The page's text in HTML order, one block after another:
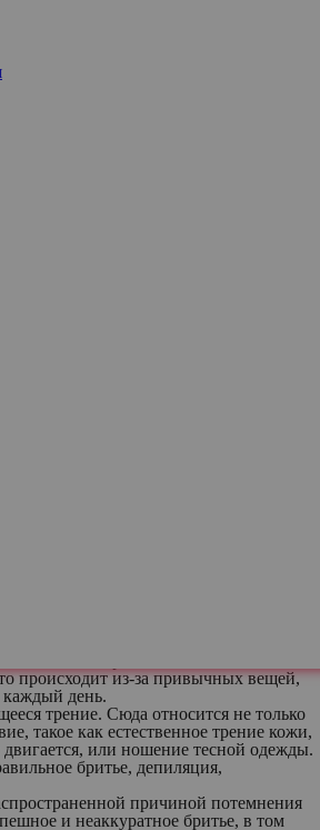
очень деликатная, интимная область.
— важное условие
не должна отличаться по
тела. Однако частой причиной
потемнение в этой области, особенно
с более смуглым оттенком кожи. С
подмышки — совершенно
что этому есть много естественных
дискомфорт, нужно знать, почему
и как этому можно противостоять.
подмышек
со временем темнеть. В
происходит из-за привычных вещей,
день.
трение. Сюда относится не только
такое как естественное трение кожи,
двигается, или ношение тесной одежды.
бритье, депиляция,
причиной потемнения
и неаккуратное бритье, в том